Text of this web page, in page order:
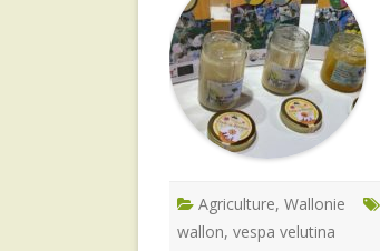
Agriculture, Wallonie
wallon, vespa velutina